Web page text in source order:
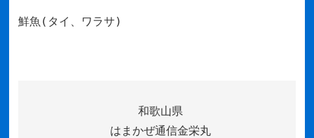
鮮魚(タイ、ワラサ)
和歌山県
はまかぜ通信金栄丸